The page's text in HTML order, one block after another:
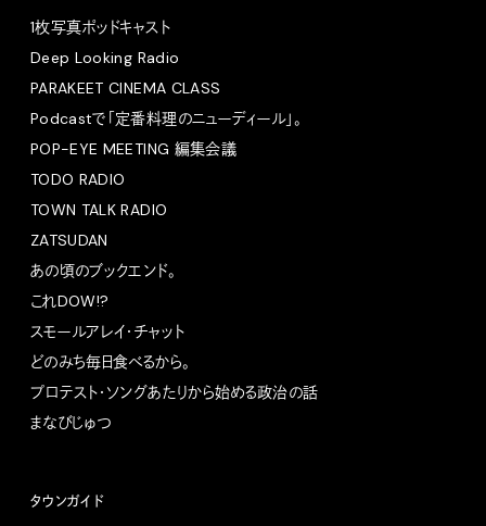
1枚写真ポッドキャスト
Deep Looking Radio
PARAKEET CINEMA CLASS
Podcastで「定番料理のニューディール」。
POP-EYE MEETING 編集会議
TODO RADIO
TOWN TALK RADIO
ZATSUDAN
あの頃のブックエンド。
これDOW!?
スモールアレイ・チャット
どのみち毎日食べるから。
プロテスト・ソングあたりから始める政治の話
まなびじゅつ
タウンガイド